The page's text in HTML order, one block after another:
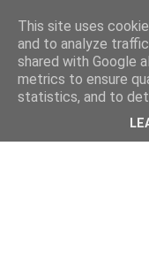
This site uses
and to analyze
shared with Google
metrics to ensure
statistics, and to